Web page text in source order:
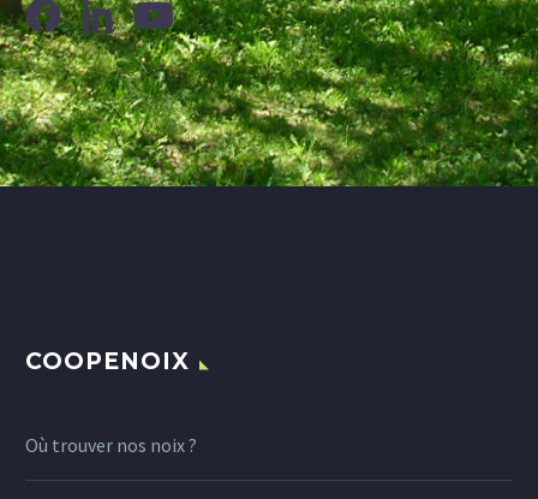
COOPENOIX
Où trouver nos noix ?